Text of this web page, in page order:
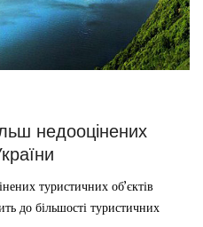
недооцінених
туристичних об’єктів
до більшості туристичних